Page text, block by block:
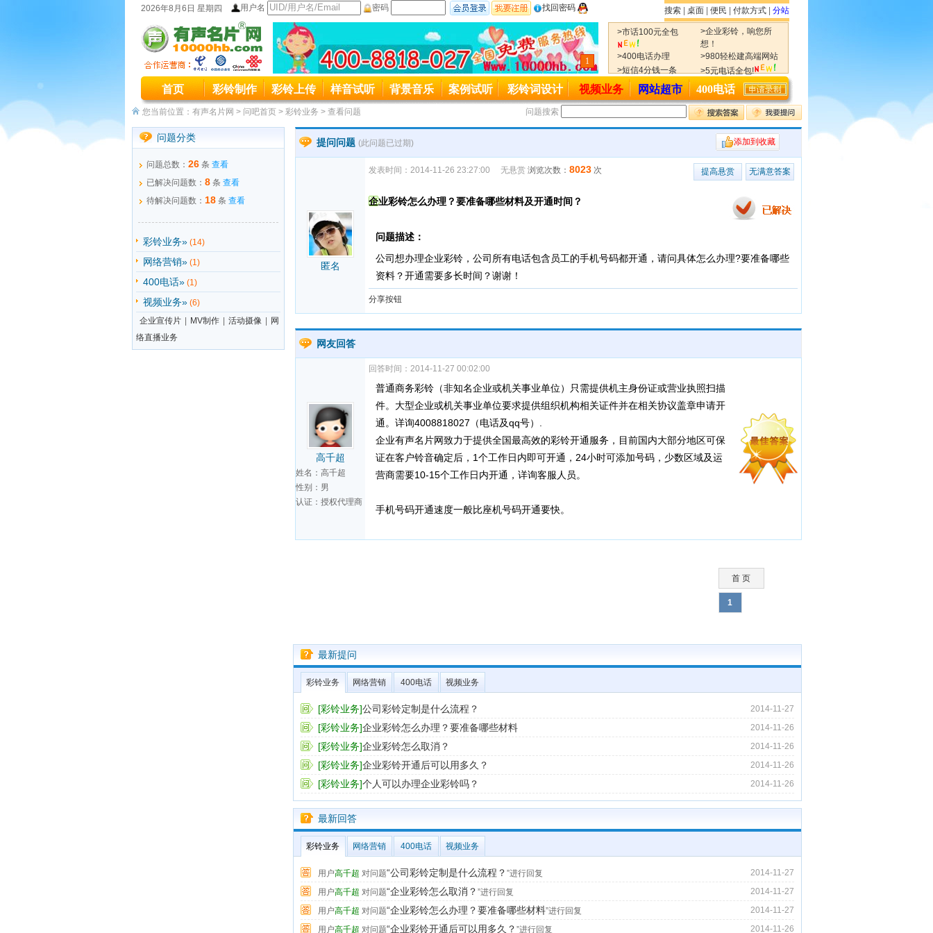
2026年8月6日 星期四 用户名 密码 找回密码 搜索| 桌面| 便民 付款方式| 分站
本站统一服务热线变更公司400-8818-027起用
本站原400接入号码4006889027变更为4008818027,特此通知。
1
>市话100元全包
>企业彩铃，响您所
想！
>400电话办理
>980轻松建高端网站
>短信4分钱一条
>5元电话全包!
首页 彩铃制作 彩铃上传 样音试听 背景音乐 案例试听 彩铃词设计 视频业务 网站超市 400电话
问题搜索
您当前位置： 有声名片网 > 问吧首页> 彩铃业务 > 查看问题
问题分类
问题总数： 26条 查看
已解决问题数： 8条 查看
待解决问题数： 18条 查看
彩铃业务» (14)
网络营销» (1)
400电话» (1)
视频业务» (6)
企业宣传片 | MV制作 | 活动摄像 | 网
络直播业务
添加到收藏
提问问题 (此问题已过期)
匿名
提高悬赏 无满意答案
发表时间：2014-11-26 23:27:00 无悬赏浏览次数： 8023次
企业彩铃怎么办理？要准备哪些材料及开通时间？
问题描述：
公司想办理企业彩铃，公司所有电话包含员工的手机号码都开通，请问具体怎么办理?要准备哪些
资料？开通需要多长时间？谢谢！
分享按钮
网友回答
高千超
姓名：高千超
性别：男
认证：授权代理商
回答时间：2014-11-27 00:02:00
普通商务彩铃（非知名企业或机关事业单位）只需提供机主身份证或营业执照扫描
件。大型企业或机关事业单位要求提供组织机构相关证件并在相关协议盖章申请开
通。详询4008818027（电话及qq号）.
企业有声名片网致力于提供全国最高效的彩铃开通服务，目前国内大部分地区可保
证在客户铃音确定后，1个工作日内即可开通，24小时可添加号码，少数区域及运
营商需要10-15个工作日内开通，详询客服人员。
手机号码开通速度一般比座机号码开通要快。
首 页
1
最新提问
彩铃业务 网络营销 400电话 视频业务
2014-11-27
[彩铃业务]公司彩铃定制是什么流程？
2014-11-26
[彩铃业务]企业彩铃怎么办理？要准备哪些材料
2014-11-26
[彩铃业务]企业彩铃怎么取消？
2014-11-26
[彩铃业务]企业彩铃开通后可以用多久？
2014-11-26
[彩铃业务]个人可以办理企业彩铃吗？
最新回答
彩铃业务 网络营销 400电话 视频业务
2014-11-27
用户高千超 对问题“公司彩铃定制是什么流程？ ”进行回复
2014-11-27
用户高千超 对问题“企业彩铃怎么取消？ ”进行回复
2014-11-27
用户高千超 对问题“企业彩铃怎么办理？要准备哪些材料”进行回复
2014-11-26
用户高千超 对问题“企业彩铃开通后可以用多久？ ”进行回复